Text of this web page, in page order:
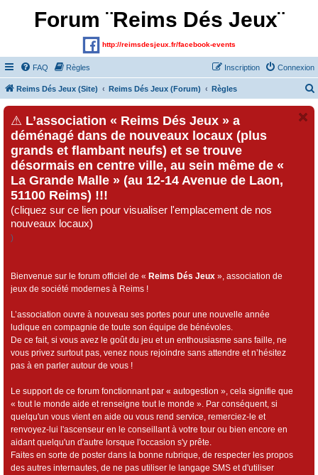
Forum ¨Reims Dés Jeux¨
http://reimsdesjeux.fr/facebook-events
FAQ Règles Connexion
Inscription
Reims Dés Jeux (Site) Reims Dés Jeux (Forum) Règles
⚠ L’association « Reims Dés Jeux » a
déménagé dans de nouveaux locaux (plus
grands et flambant neufs) et se trouve
désormais en centre ville, au sein même de «
La Grande Malle » (au 12-14 Avenue de Laon,
51100 Reims) !!!
(cliquez sur ce lien pour visualiser l'emplacement de nos
nouveaux locaux)
)
Bienvenue sur le forum officiel de « Reims Dés Jeux », association de
jeux de société modernes à Reims !
L’association ouvre à nouveau ses portes pour une nouvelle année
ludique en compagnie de toute son équipe de bénévoles.
De ce fait, si vous avez le goût du jeu et un enthousiasme sans faille, ne
vous privez surtout pas, venez nous rejoindre sans attendre et n’hésitez
pas à en parler autour de vous !
Le support de ce forum fonctionnant par « autogestion », cela signifie que
« tout le monde aide et renseigne tout le monde ». Par conséquent, si
quelqu'un vous vient en aide ou vous rend service, remerciez-le et
renvoyez-lui l'ascenseur en le conseillant à votre tour ou bien encore en
aidant quelqu'un d'autre lorsque l'occasion s'y prête.
Faites en sorte de poster dans la bonne rubrique, de respecter les propos
des autres internautes, de ne pas utiliser le langage SMS et d'utiliser